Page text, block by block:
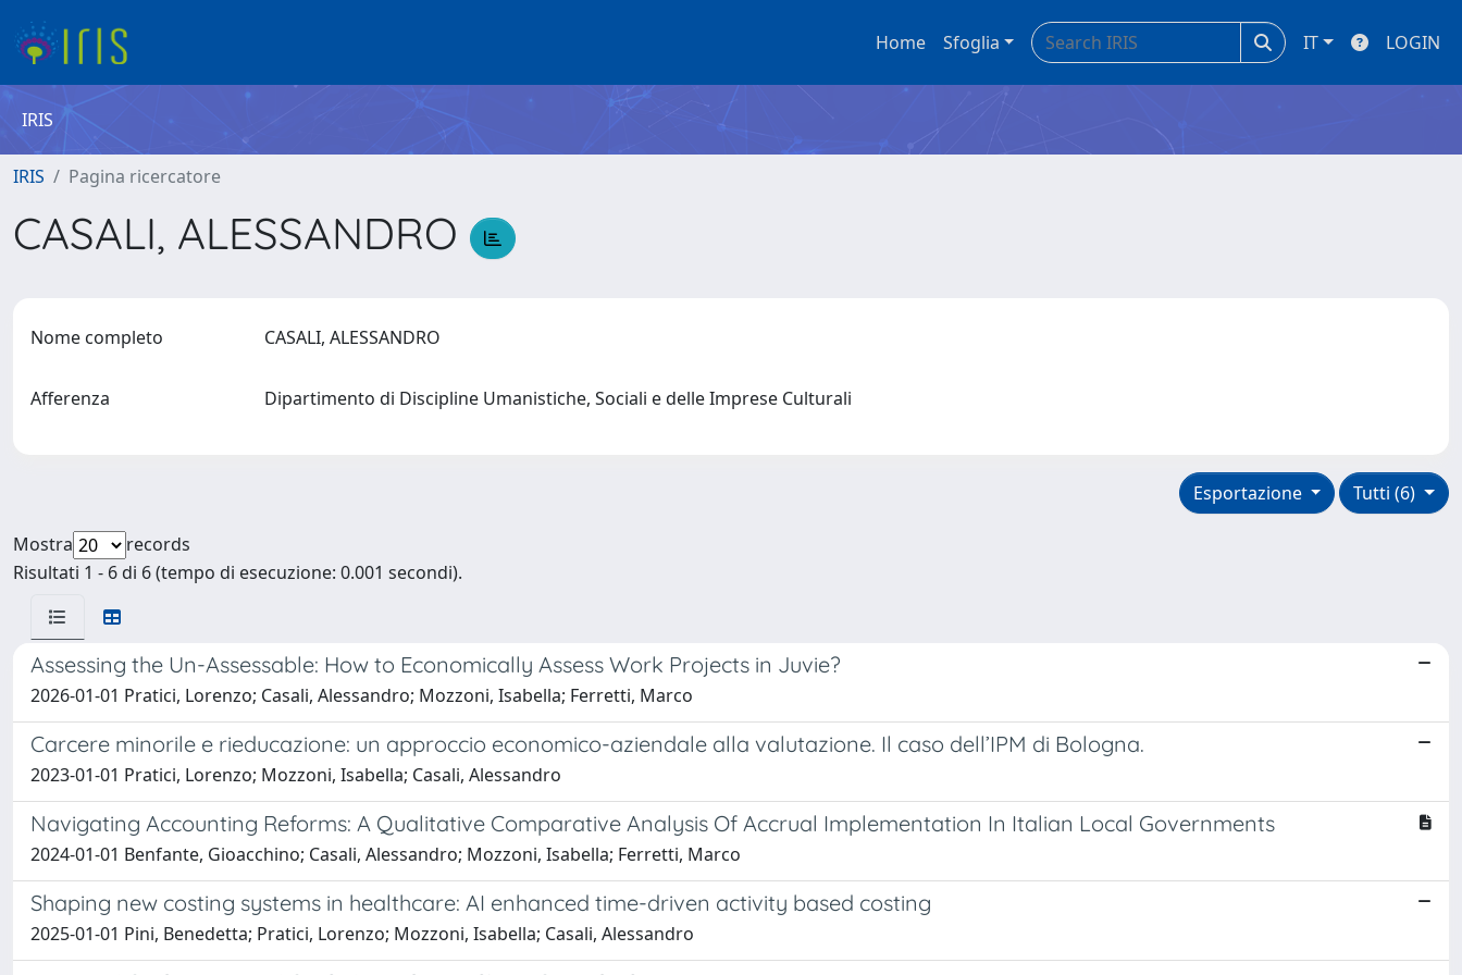
Home Sfoglia IT LOGIN
IRIS
IRIS Pagina ricercatore
CASALI, ALESSANDRO
Nome completo CASALI, ALESSANDRO
Afferenza Dipartimento di Discipline Umanistiche, Sociali e delle Imprese Culturali
Tutti (6)
Esportazione
Mostra
records
Risultati 1 - 6 di 6 (tempo di esecuzione: 0.001 secondi).
Assessing the Un-Assessable: How to Economically Assess Work Projects in Juvie?
2026-01-01 Pratici, Lorenzo; Casali, Alessandro; Mozzoni, Isabella; Ferretti, Marco
Carcere minorile e rieducazione: un approccio economico-aziendale alla valutazione. Il caso dell’IPM di Bologna.
2023-01-01 Pratici, Lorenzo; Mozzoni, Isabella; Casali, Alessandro
Navigating Accounting Reforms: A Qualitative Comparative Analysis Of Accrual Implementation In Italian Local Governments
2024-01-01 Benfante, Gioacchino; Casali, Alessandro; Mozzoni, Isabella; Ferretti, Marco
Shaping new costing systems in healthcare: AI enhanced time-driven activity based costing
2025-01-01 Pini, Benedetta; Pratici, Lorenzo; Mozzoni, Isabella; Casali, Alessandro